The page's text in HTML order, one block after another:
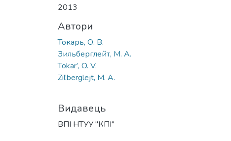
2013
Автори
Токарь, О. В.
Зильберглейт, М. А.
Tokar’, O. V.
Zil’berglejt, M. A.
Видавець
ВПІ НТУУ "КПІ"